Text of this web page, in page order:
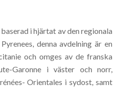
i hjärtat av den regionala
denna avdelning är en
och omges av de franska
Garonne i väster och norr,
Orientales i sydost, samt